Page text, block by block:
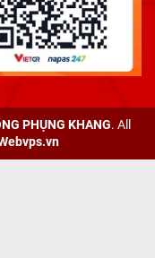
PHỤNG KHANG. All